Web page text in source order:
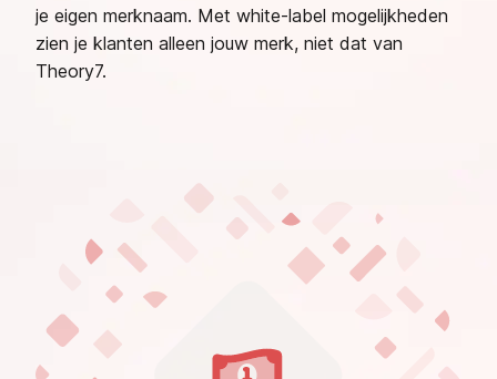
je eigen merknaam. Met white-label mogelijkheden
zien je klanten alleen jouw merk, niet dat van
Theory7.